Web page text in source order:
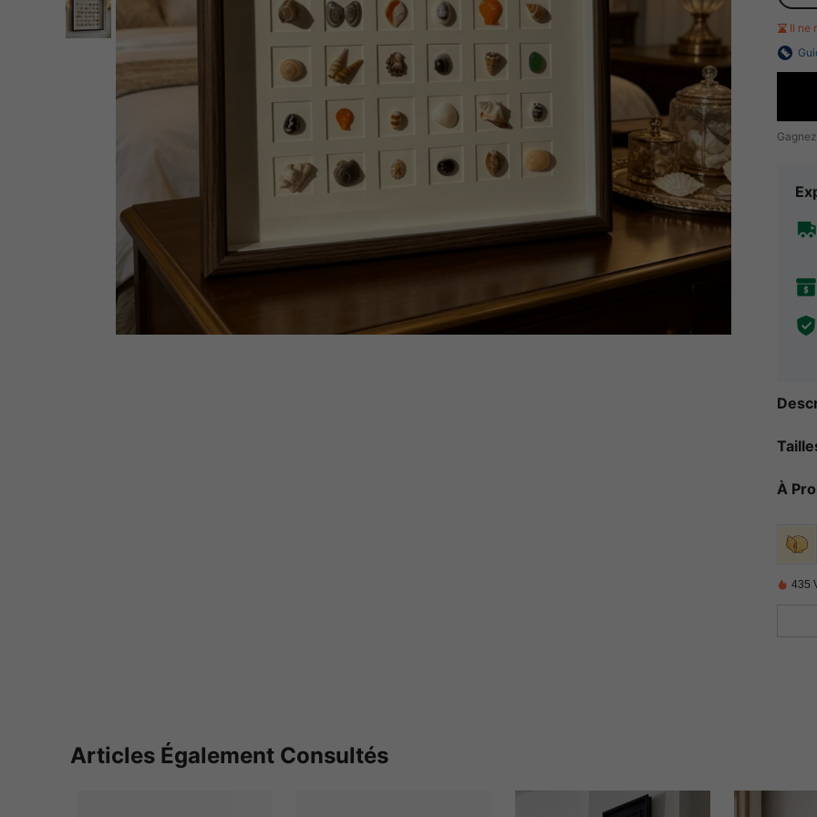
Il ne
À
435
Articles Également Consultés